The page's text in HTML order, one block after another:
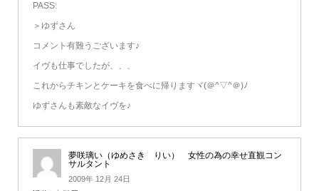
PASS:
＞ゆずさん
コメント有難うございます♪
イヴも仕事でしたが、、、
これからチキンとケーキを食べに帰りますヾ(＠^▽^＠)ﾉ
ゆずさんも素敵なイヴを♪
夢咲璃い（ゆめさき りい） 女性の為の幸せ直観コン
サルタント
2009年 12月 24日